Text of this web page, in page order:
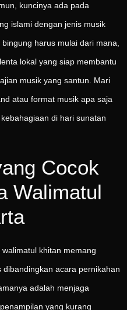
kuncinya ada pada
islami dengan jenis musik
harus mulai dari mana,
lokal yang siap membantu
musik yang santun. Mari
atau format musik apa saja
di hari sunatan
Cocok
Walimatul
khitan memang
acara pernikahan
adalah menjaga
yang kurang